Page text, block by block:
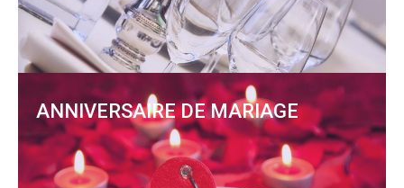
ANNIVERSAIRE DE MARIAGE